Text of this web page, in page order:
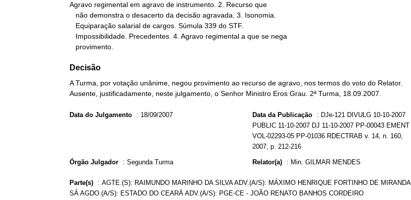
Agravo regimental em agravo de instrumento. 2. Recurso que
   provimento.
Decisão
A Turma, por votação unânime, negou provimento ao recurso de agravo, nos termos do voto do Relator.
Ausente, justificadamente, neste julgamento, o Senhor Ministro Eros Grau. 2ª Turma, 18.09.2007.
Data do Julgamento : 18/09/2007 Data da Publicação : DJe-121 DIVULG 10-10-2007
PUBLIC 11-10-2007 DJ 11-10-2007 PP-00043 EMENT
VOL-02293-05 PP-01036 RDECTRAB v. 14, n. 160,
2007, p. 212-216
Órgão Julgador : Segunda Turma Relator(a) : Min. GILMAR MENDES
Parte(s) : AGTE.(S): RAIMUNDO MARINHO DA SILVA ADV.(A/S): MÁXIMO HENRIQUE FORTINHO DE MIRANDA
SÁ AGDO.(A/S): ESTADO DO CEARÁ ADV.(A/S): PGE-CE - JOÃO RENATO BANHOS CORDEIRO